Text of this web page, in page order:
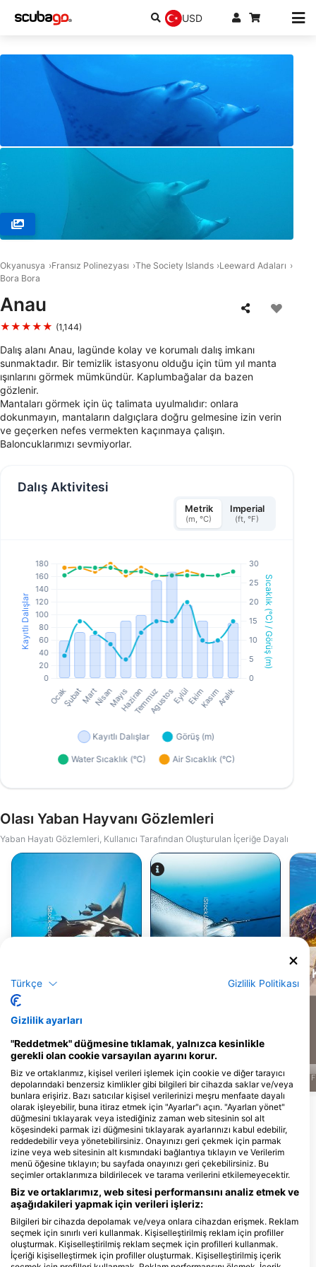
USD
Okyanusya Fransız Polinezyası The Society Islands
Leeward Adaları
Bora Bora
Anau
★★★★★ (1,144)
Dalış alanı Anau, lagünde kolay ve korumalı dalış imkanı
sunmaktadır. Bir temizlik istasyonu olduğu için tüm yıl manta
ışınlarını görmek mümkündür. Kaplumbağalar da bazen
gözlenir.
Mantaları görmek için üç talimata uyulmalıdır: onlara
dokunmayın, mantaların dalgıçlara doğru gelmesine izin verin
ve geçerken nefes vermekten kaçınmaya çalışın.
Baloncuklarımızı sevmiyorlar.
Dalış Aktivitesi
Metrik
(m, °C)
Imperial
(ft, °F)
Olası Yaban Hayvanı Gözlemleri
Yaban Hayatı Gözlemleri, Kullanıcı Tarafından Oluşturulan İçeriğe Dayalı
iStock-crisod
J F M A M J J A S O N D
iStock/Juliosanjuan
J F M A M J J A S O N D F
Daha Fazla Hayvan Göster
Bu Dalış Bölgesine Hizmet Veren Dalış
Merkezleri
BORA OCEAN ADVENTURES,
REMY CRAPET
BP 795 Tiipoto, 98730 BORA BORA,
Fransiz Polİnezyasi
TAHITI DIVE MANAGEMENT
BP 2006, 98703 PUNAAUIA, Fransiz
Polİnezyasi
Türkçe Gizlilik Politikası
Gizlilik ayarları
"Reddetmek" düğmesine tıklamak, yalnızca kesinlikle
gerekli olan cookie varsayılan ayarını korur.
Biz ve ortaklarımız, kişisel verileri işlemek için cookie ve diğer tarayıcı
depolarındaki benzersiz kimlikler gibi bilgileri bir cihazda saklar ve/veya
bunlara erişiriz. Bazı satıcılar kişisel verilerinizi meşru menfaate dayalı
olarak işleyebilir, buna itiraz etmek için "Ayarlar"ı açın. "Ayarları yönet"
düğmesini tıklayarak veya istediğiniz zaman web sitesinin sol alt
köşesindeki parmak izi düğmesini tıklayarak ayarlarınızı kabul edebilir,
reddedebilir veya yönetebilirsiniz. Onayınızı geri çekmek için parmak
izine veya web sitesinin alt kısmındaki bağlantıya tıklayın ve Verilerim
menü öğesine tıklayın; bu sayfada onayınızı geri çekebilirsiniz. Bu
seçimler ortaklarımıza bildirilecek ve tarama verilerini etkilemeyecektir.
Biz ve ortaklarımız, web sitesi performansını analiz etmek ve
aşağıdakileri yapmak için verileri işleriz:
Bilgileri bir cihazda depolamak ve/veya onlara cihazdan erişmek. Reklam
seçmek için sınırlı veri kullanmak. Kişiselleştirilmiş reklam için profiller
oluşturmak. Kişiselleştirilmiş reklam seçmek için profilleri kullanmak.
İçeriği kişiselleştirmek için profiller oluşturmak. Kişiselleştirilmiş içerik